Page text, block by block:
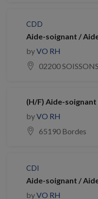
CDD
Aide-soignant /
byVO RH
02200 SOISSONS
(H/F) Aide-soignant
byVO RH
65190 Bordes
CDI
Aide-soignant /
byVO RH